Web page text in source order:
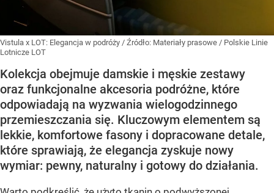
Vistula x LOT: Elegancja w podróży / Źródło: Materiały prasowe / Polskie Linie
Lotnicze LOT
Kolekcja obejmuje damskie i męskie zestawy
oraz funkcjonalne akcesoria podróżne, które
odpowiadają na wyzwania wielogodzinnego
przemieszczania się. Kluczowym elementem są
lekkie, komfortowe fasony i dopracowane detale,
które sprawiają, że elegancja zyskuje nowy
wymiar: pewny, naturalny i gotowy do działania.